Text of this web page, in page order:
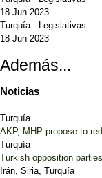
18 Jun 2023
Turquía - Legislativas
18 Jun 2023
Además...
Noticias
Turquía
AKP, MHP propose to
Turquía
Turkish opposition
Irán, Siria, Turquía